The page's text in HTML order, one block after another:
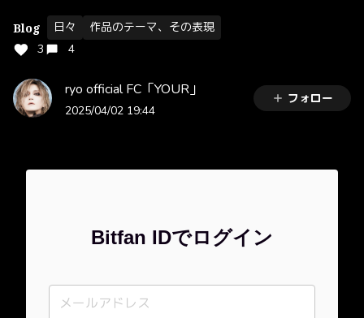
Blog 日々
作品のテーマ、その表現
3
4
ryo official FC「YOUR」
2025/04/02 19:44
フォロー
Bitfan IDでログイン